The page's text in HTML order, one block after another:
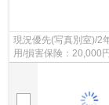
現況優先(写真別室)/2
用/損害保険：20,000
場：自転車のみ(原付